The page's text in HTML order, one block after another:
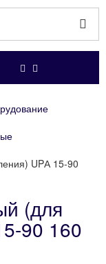
UPА 15-90
(для
90 160